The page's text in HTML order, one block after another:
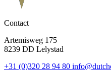
Contact
Artemisweg 175
8239 DD Lelystad
+31 (0)320 28 94 80